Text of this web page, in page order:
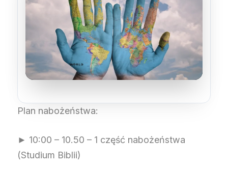
Plan nabożeństwa:
► 10:00 – 10.50 – 1 część nabożeństwa
(Studium Biblii)